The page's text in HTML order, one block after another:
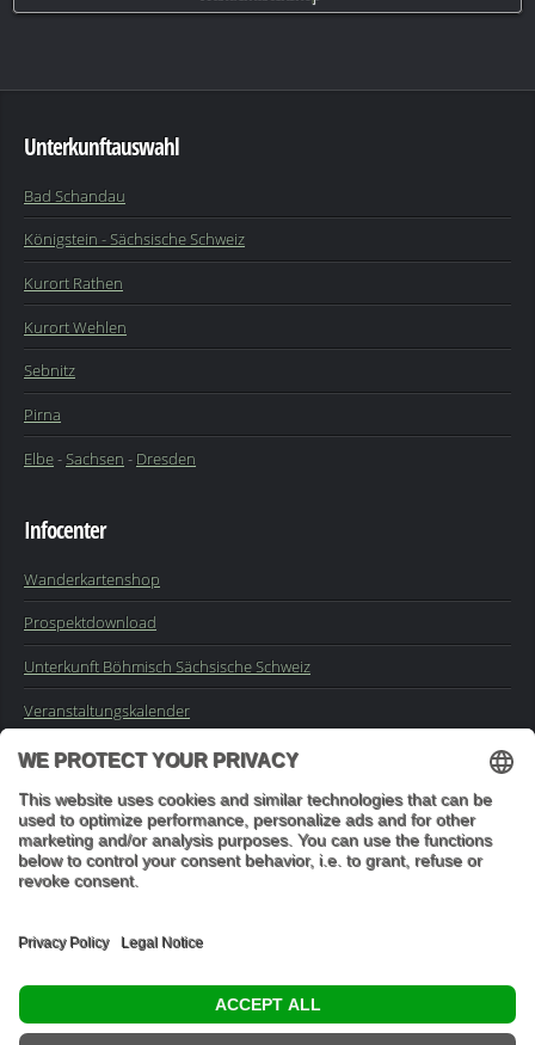
Unterkunftauswahl
Bad Schandau
Königstein - Sächsische Schweiz
Kurort Rathen
Kurort Wehlen
Sebnitz
Pirna
Elbe-Sachsen - Dresden
Infocenter
Wanderkartenshop
Prospektdownload
Unterkunft Böhmisch Sächsische Schweiz
Veranstaltungskalender
Impressum
Buchungsanfrage
"In den Wäldern sind Dinge, über die nachzudenken man jahrelang
im Moos liegen könnte." (Franz Kafka)